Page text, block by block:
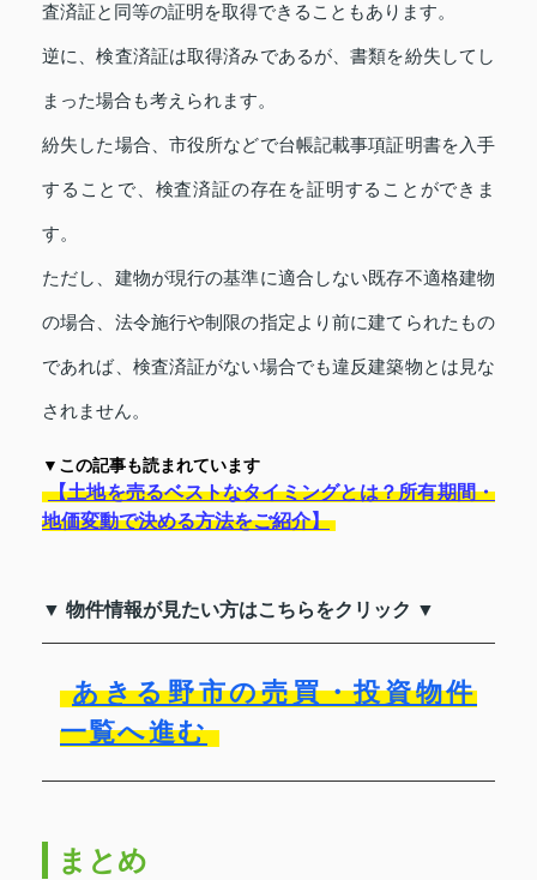
査済証と同等の証明を取得できることもあります。
逆に、検査済証は取得済みであるが、書類を紛失してし
まった場合も考えられます。
紛失した場合、市役所などで台帳記載事項証明書を入手
することで、検査済証の存在を証明することができま
す。
ただし、建物が現行の基準に適合しない既存不適格建物
の場合、法令施行や制限の指定より前に建てられたもの
であれば、検査済証がない場合でも違反建築物とは見な
されません。
▼この記事も読まれています
【土地を売るベストなタイミングとは？所有期間・
地価変動で決める方法をご紹介】
▼ 物件情報が見たい方はこちらをクリック ▼
あきる野市の売買・投資物件
一覧へ進む
まとめ